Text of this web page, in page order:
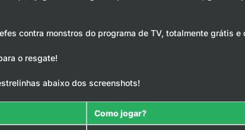
contra monstros do programa de TV, totalmente grátis
o resgate!
abaixo dos screenshots!
Como jogar?